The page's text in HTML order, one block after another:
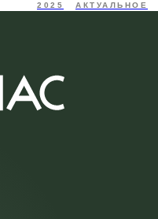
2025 АКТУАЛЬНОЕ